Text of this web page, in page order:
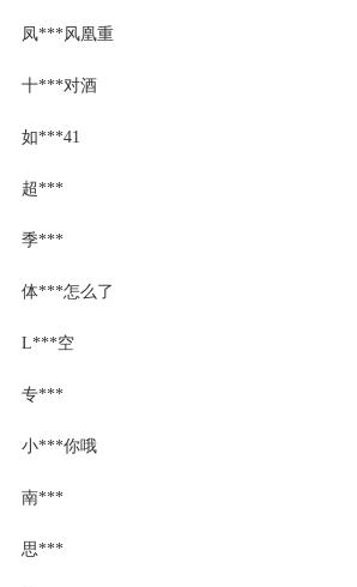
凤***风凰重
十***对酒
如***41
超***
季***
体***怎么了
L***空
专***
小***你哦
南***
思***